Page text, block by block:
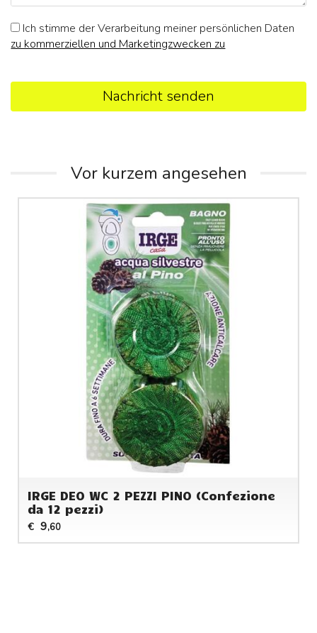
Ich stimme der Verarbeitung meiner persönlichen Daten
zu kommerziellen und Marketingzwecken zu
Nachricht senden
Vor kurzem angesehen
IRGE DEO WC 2 PEZZI PINO (Confezione
da 12 pezzi)
€ 9,60